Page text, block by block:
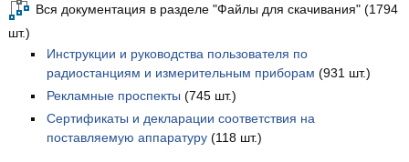
Вся документация в разделе "Файлы для скачивания" (1794
шт.)
Инструкции и руководства пользователя по
радиостанциям и измерительным приборам (931 шт.)
Рекламные проспекты (745 шт.)
Сертификаты и декларации соответствия на
поставляемую аппаратуру(118 шт.)